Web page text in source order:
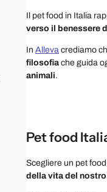
Il pet food in Italia
verso il benessere
In Alleva crediamo
filosofia che guida
animali.
Pet food
Scegliere un pet
della vita del